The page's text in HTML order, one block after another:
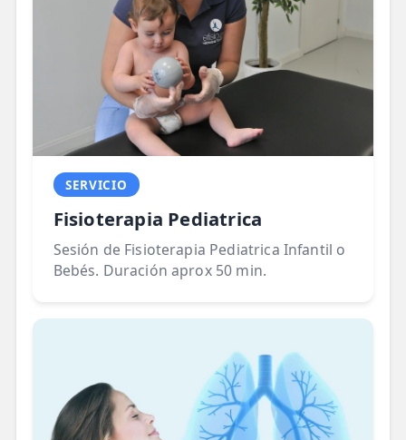
SERVICIO
Fisioterapia Pediatrica
Sesión de Fisioterapia Pediatrica Infantil o
Bebés. Duración aprox 50 min.